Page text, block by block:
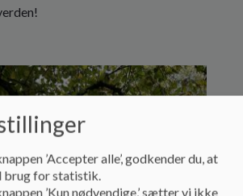
’Accepter alle’, godkender du, at
for statistik.
’Kun nødvendige,’ sætter vi ikke